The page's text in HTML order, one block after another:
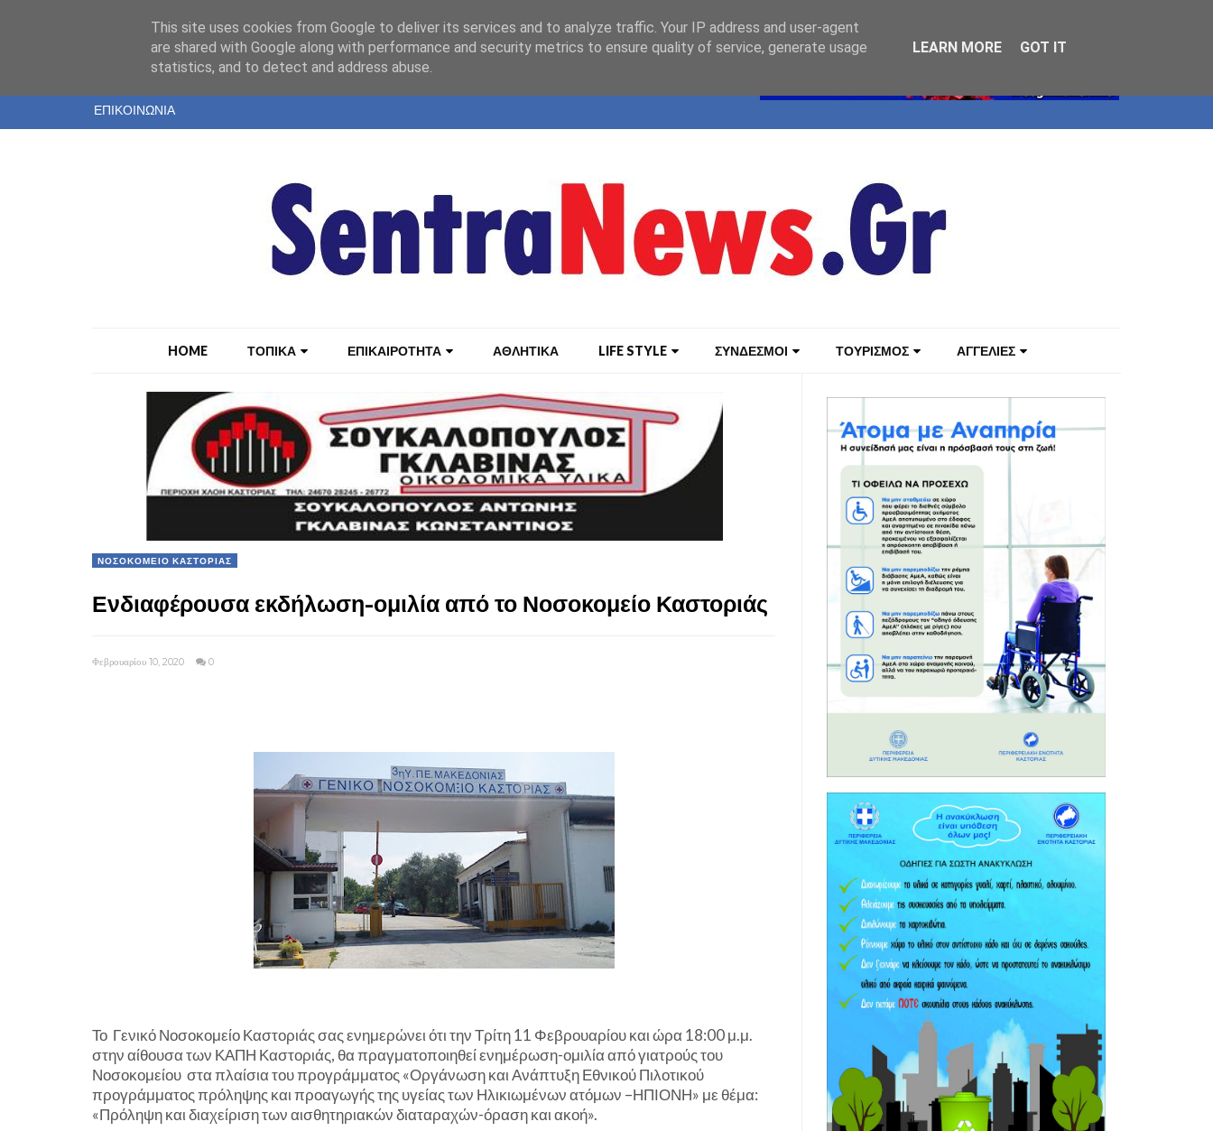
ΤΑΥΤΟΤΗΤΑ
ΕΝΤΥΠΗ ΕΚΔΟΣΗ
ΕΠΙΚΟΙΝΩΝΙΑ
HOME ΤΟΠΙΚΑ ΕΠΙΚΑΙΡΟΤΗΤΑ ΑΘΛΗΤΙΚΑ LIFE STYLE ΣΥΝΔΕΣΜΟΙ ΤΟΥΡΙΣΜΟΣ ΑΓΓΕΛΙΕΣ
ΝΟΣΟΚΟΜΕΙΟ ΚΑΣΤΟΡΙΑΣ
Ενδιαφέρουσα εκδήλωση-ομιλία από το Νοσοκομείο Καστοριάς
Φεβρουαρίου 10, 2020 0
Το Γενικό Νοσοκομείο Καστοριάς σας ενημερώνει ότι την Τρίτη 11 Φεβρουαρίου και ώρα 18:00 μ.μ.
στην αίθουσα των ΚΑΠΗ Καστοριάς, θα πραγματοποιηθεί ενημέρωση-ομιλία από γιατρούς του
Νοσοκομείου στα πλαίσια του προγράμματος «Οργάνωση και Ανάπτυξη Εθνικού Πιλοτικού
προγράμματος πρόληψης και προαγωγής της υγείας των Ηλικιωμένων ατόμων –ΗΠΙΟΝΗ» με θέμα:
«Πρόληψη και διαχείριση των αισθητηριακών διαταραχών-όραση και ακοή».
This site uses cookies from Google to deliver its services and to analyze traffic. Your IP address and user-agent
are shared with Google along with performance and security metrics to ensure quality of service, generate usage
statistics, and to detect and address abuse.
LEARN MORE GOT IT